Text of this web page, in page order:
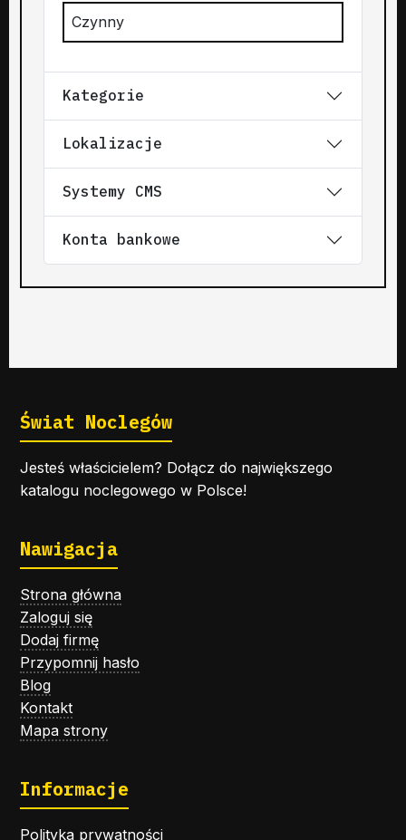
Czynny
Kategorie
Lokalizacje
Systemy CMS
Konta bankowe
Świat Noclegów
Jesteś właścicielem? Dołącz do największego
katalogu noclegowego w Polsce!
Nawigacja
Strona główna
Zaloguj się
Dodaj firmę
Przypomnij hasło
Blog
Kontakt
Mapa strony
Informacje
Polityka prywatności